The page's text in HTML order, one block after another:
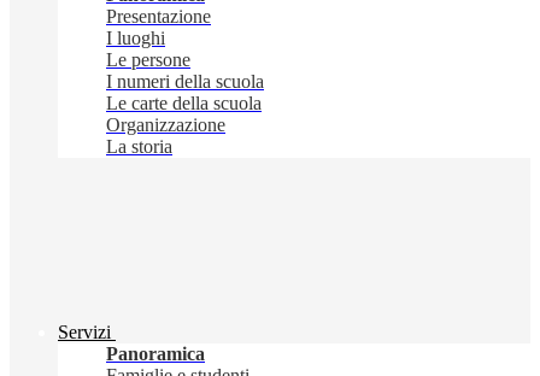
Presentazione
I luoghi
Le persone
I numeri della scuola
Le carte della scuola
Organizzazione
La storia
Servizi
Panoramica